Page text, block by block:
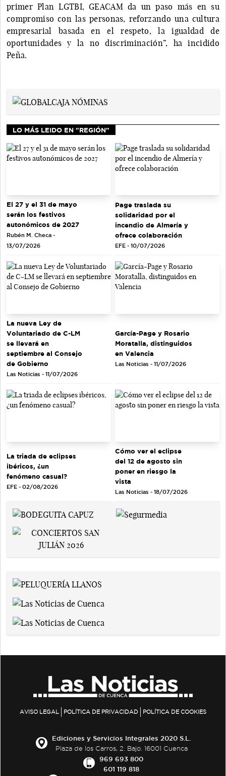
primer Plan LGTBI, GEACAM da un paso más en su
compromiso con las personas, reforzando una cultura
empresarial basada en el respeto, la igualdad de
oportunidades y la no discriminación”, ha incidido
Peña.
LO MÁS LEIDO EN "REGIÓN"
El 27 y el 31 de mayo
serán los festivos
autonómicos de 2027
Rubén M. Checa -
13/07/2026
Page traslada su
solidaridad por el
incendio de Almería y
ofrece colaboración
EFE - 10/07/2026
La nueva Ley de
Voluntariado de C-LM
se llevará en
septiembre al Consejo
de Gobierno
Las Noticias - 11/07/2026
García-Page y Rosario
Moratalla, distinguidos
en Valencia
Las Noticias - 11/07/2026
La triada de eclipses
ibéricos, ¿un
fenómeno casual?
EFE - 02/08/2026
Cómo ver el eclipse
del 12 de agosto sin
poner en riesgo la
vista
Las Noticias - 18/07/2026
AVISO LEGAL POLÍTICA DE PRIVACIDAD POLÍTICA DE COOKIES
Ediciones y Servicios Integrales 2020 S.L.
Plaza de los Carros, 2. Bajo. 16001 Cuenca
969 693 800
601 119 818